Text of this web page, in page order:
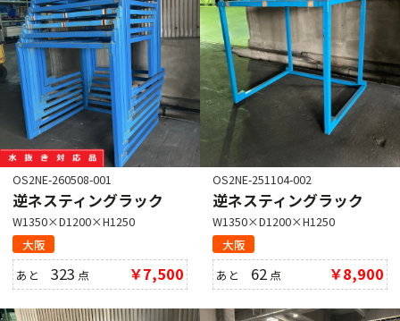
OS2NE-260508-001
逆ネスティングラック
W1350×D1200×H1250
大阪
あと323 点 ￥7,500
OS2NE-251104-002
逆ネスティングラック
W1350×D1200×H1250
大阪
あと 62 点 ￥8,900